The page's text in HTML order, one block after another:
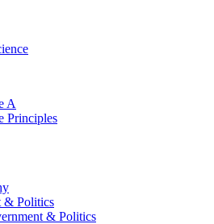
A
Principles
& Politics
& Politics